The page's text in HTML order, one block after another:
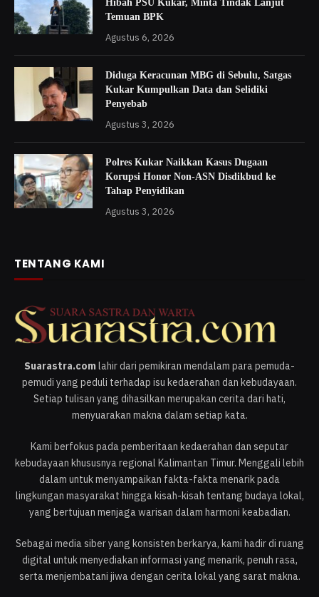
Hibah PSU Kukar, Minta Tindak Lanjut
Temuan BPK
Agustus 6, 2026
Diduga Keracunan MBG di Sebulu, Satgas
Kukar Kumpulkan Data dan Selidiki
Penyebab
Agustus 3, 2026
Polres Kukar Naikkan Kasus Dugaan
Korupsi Honor Non-ASN Disdikbud ke
Tahap Penyidikan
Agustus 3, 2026
TENTANG KAMI
Suarastra.comlahir dari pemikiran mendalam para pemuda-
pemudi yang peduli terhadap isu kedaerahan dan kebudayaan.
Setiap tulisan yang dihasilkan merupakan cerita dari hati,
menyuarakan makna dalam setiap kata.
Kami berfokus pada pemberitaan kedaerahan dan seputar
kebudayaan khususnya regional Kalimantan Timur. Menggali lebih
dalam untuk menyampaikan fakta-fakta menarik pada
lingkungan masyarakat hingga kisah-kisah tentang budaya lokal,
yang bertujuan menjaga warisan dalam harmoni keabadian.
Sebagai media siber yang konsisten berkarya, kami hadir di ruang
digital untuk menyediakan informasi yang menarik, penuh rasa,
serta menjembatani jiwa dengan cerita lokal yang sarat makna.